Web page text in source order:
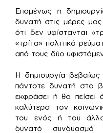
Επομένως η
δυνατή στις μέρες
ότι δεν υφίστανται
«τρίτα» πολιτικά
από τους δύο
Η δημιουργία
πάντοτε δυνατή στο
εκφράσει ή θα πείσει
καλύτερα τον
του ενός ή του
δυνατό